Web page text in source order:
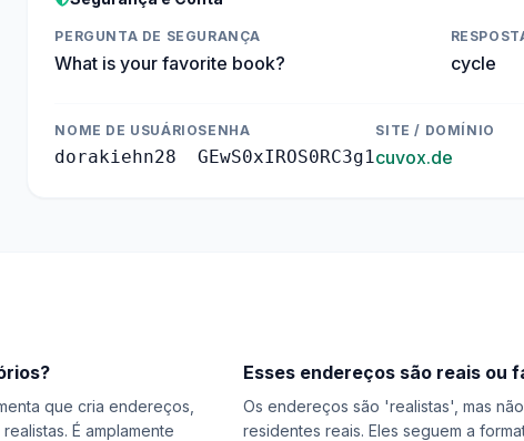
PERGUNTA DE SEGURANÇA
What is your favorite book? cycle
NOME DE USUÁRIO
dorakiehn28
SENHA
GEwS0xIROS0RC3g1
SITE / DOMÍNIO
cuvox.de
que cria endereços,
É amplamente
Esses endereços são reais ou
Os endereços são 'realistas', mas
residentes reais. Eles seguem a